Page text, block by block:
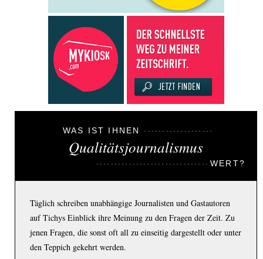
WAS IST IHNEN
Qualitätsjournalismus
WERT?
Täglich schreiben unabhängige Journalisten und Gastautoren
auf Tichys Einblick ihre Meinung zu den Fragen der Zeit. Zu
jenen Fragen, die sonst oft all zu einseitig dargestellt oder unter
den Teppich gekehrt werden.